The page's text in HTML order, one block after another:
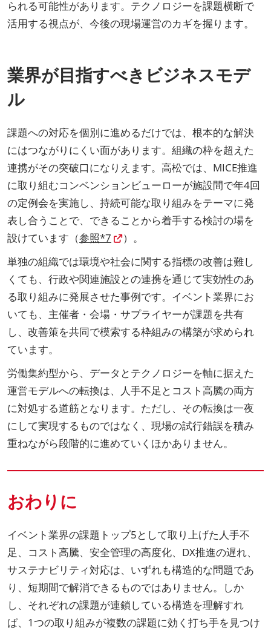
られる可能性があります。テクノロジーを課題横断で
活用する視点が、今後の現場運営のカギを握ります。
業界が目指すべきビジネスモデ
ル
課題への対応を個別に進めるだけでは、根本的な解決
にはつながりにくい面があります。組織の枠を超えた
連携がその突破口になりえます。高松では、MICE推進
に取り組むコンベンションビューローが施設間で年4回
の定例会を実施し、持続可能な取り組みをテーマに発
表し合うことで、できることから着手する検討の場を
設けています（参照*7
）。
単独の組織では環境や社会に関する指標の改善は難し
くても、行政や関連施設との連携を通じて実効性のあ
る取り組みに発展させた事例です。イベント業界にお
いても、主催者・会場・サプライヤーが課題を共有
し、改善策を共同で模索する枠組みの構築が求められ
ています。
労働集約型から、データとテクノロジーを軸に据えた
運営モデルへの転換は、人手不足とコスト高騰の両方
に対処する道筋となります。ただし、その転換は一夜
にして実現するものではなく、現場の試行錯誤を積み
重ねながら段階的に進めていくほかありません。
おわりに
イベント業界の課題トップ5として取り上げた人手不
足、コスト高騰、安全管理の高度化、DX推進の遅れ、
サステナビリティ対応は、いずれも構造的な問題であ
り、短期間で解消できるものではありません。しか
し、それぞれの課題が連鎖している構造を理解すれ
ば、1つの取り組みが複数の課題に効く打ち手を見つけ